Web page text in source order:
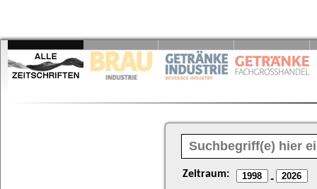
Zeitraum: -